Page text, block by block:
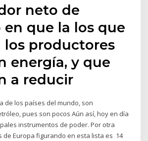
neto de
que la los que
los productores
energía, y que
a reducir
de los países del mundo, son
pues son pocos Aún así, hoy en día
instrumentos de poder. Por otra
de Europa figurando en esta lista es 14